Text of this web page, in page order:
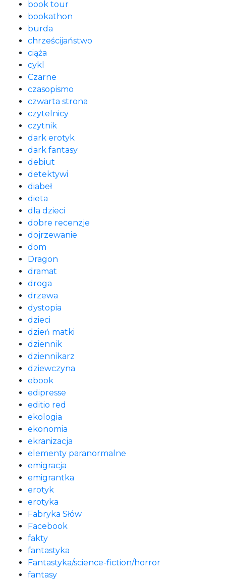
book tour
bookathon
burda
chrześcijaństwo
ciąża
cykl
Czarne
czasopismo
czwarta strona
czytelnicy
czytnik
dark erotyk
dark fantasy
debiut
detektywi
diabeł
dieta
dla dzieci
dobre recenzje
dojrzewanie
dom
Dragon
dramat
droga
drzewa
dystopia
dzieci
dzień matki
dziennik
dziennikarz
dziewczyna
ebook
edipresse
editio red
ekologia
ekonomia
ekranizacja
elementy paranormalne
emigracja
emigrantka
erotyk
erotyka
Fabryka Słów
Facebook
fakty
fantastyka
Fantastyka/science-fiction/horror
fantasy